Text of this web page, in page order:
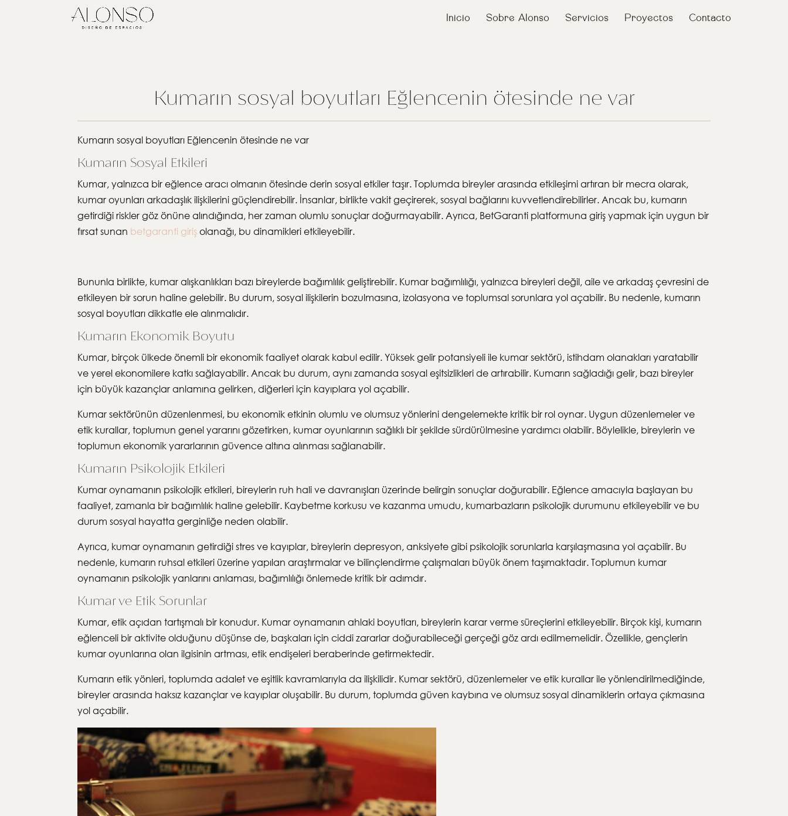
Inicio Sobre Alonso Servicios Proyectos Contacto
Kumarın sosyal boyutları Eğlencenin ötesinde ne var
Kumarın sosyal boyutları Eğlencenin ötesinde ne var
Kumarın Sosyal Etkileri
Kumar, yalnızca bir eğlence aracı olmanın ötesinde derin sosyal etkiler taşır. Toplumda bireyler arasında etkileşimi artıran bir mecra olarak,
kumar oyunları arkadaşlık ilişkilerini güçlendirebilir. İnsanlar, birlikte vakit geçirerek, sosyal bağlarını kuvvetlendirebilirler. Ancak bu, kumarın
getirdiği riskler göz önüne alındığında, her zaman olumlu sonuçlar doğurmayabilir. Ayrıca, BetGaranti platformuna giriş yapmak için uygun bir
fırsat sunan betgaranti girişolanağı, bu dinamikleri etkileyebilir.
Bununla birlikte, kumar alışkanlıkları bazı bireylerde bağımlılık geliştirebilir. Kumar bağımlılığı, yalnızca bireyleri değil, aile ve arkadaş çevresini de
etkileyen bir sorun haline gelebilir. Bu durum, sosyal ilişkilerin bozulmasına, izolasyona ve toplumsal sorunlara yol açabilir. Bu nedenle, kumarın
sosyal boyutları dikkatle ele alınmalıdır.
Kumarın Ekonomik Boyutu
Kumar, birçok ülkede önemli bir ekonomik faaliyet olarak kabul edilir. Yüksek gelir potansiyeli ile kumar sektörü, istihdam olanakları yaratabilir
ve yerel ekonomilere katkı sağlayabilir. Ancak bu durum, aynı zamanda sosyal eşitsizlikleri de artırabilir. Kumarın sağladığı gelir, bazı bireyler
için büyük kazançlar anlamına gelirken, diğerleri için kayıplara yol açabilir.
Kumar sektörünün düzenlenmesi, bu ekonomik etkinin olumlu ve olumsuz yönlerini dengelemekte kritik bir rol oynar. Uygun düzenlemeler ve
etik kurallar, toplumun genel yararını gözetirken, kumar oyunlarının sağlıklı bir şekilde sürdürülmesine yardımcı olabilir. Böylelikle, bireylerin ve
toplumun ekonomik yararlarının güvence altına alınması sağlanabilir.
Kumarın Psikolojik Etkileri
Kumar oynamanın psikolojik etkileri, bireylerin ruh hali ve davranışları üzerinde belirgin sonuçlar doğurabilir. Eğlence amacıyla başlayan bu
faaliyet, zamanla bir bağımlılık haline gelebilir. Kaybetme korkusu ve kazanma umudu, kumarbazların psikolojik durumunu etkileyebilir ve bu
durum sosyal hayatta gerginliğe neden olabilir.
Ayrıca, kumar oynamanın getirdiği stres ve kayıplar, bireylerin depresyon, anksiyete gibi psikolojik sorunlarla karşılaşmasına yol açabilir. Bu
nedenle, kumarın ruhsal etkileri üzerine yapılan araştırmalar ve bilinçlendirme çalışmaları büyük önem taşımaktadır. Toplumun kumar
oynamanın psikolojik yanlarını anlaması, bağımlılığı önlemede kritik bir adımdır.
Kumar ve Etik Sorunlar
Kumar, etik açıdan tartışmalı bir konudur. Kumar oynamanın ahlaki boyutları, bireylerin karar verme süreçlerini etkileyebilir. Birçok kişi, kumarın
eğlenceli bir aktivite olduğunu düşünse de, başkaları için ciddi zararlar doğurabileceği gerçeği göz ardı edilmemelidir. Özellikle, gençlerin
kumar oyunlarına olan ilgisinin artması, etik endişeleri beraberinde getirmektedir.
Kumarın etik yönleri, toplumda adalet ve eşitlik kavramlarıyla da ilişkilidir. Kumar sektörü, düzenlemeler ve etik kurallar ile yönlendirilmediğinde,
bireyler arasında haksız kazançlar ve kayıplar oluşabilir. Bu durum, toplumda güven kaybına ve olumsuz sosyal dinamiklerin ortaya çıkmasına
yol açabilir.